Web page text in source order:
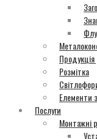
Розмітка
Елементи
Послуги
Монтажні